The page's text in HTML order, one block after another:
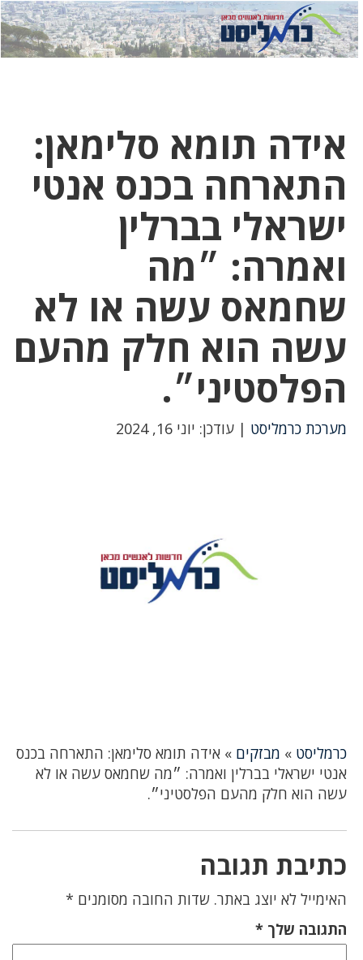
לחץ
כאן
לחץ
כדי
אידה תומא סלימאן:
התארחה בכנס אנטי
ישראלי בברלין
ואמרה: ״מה
שחמאס עשה או לא
עשה הוא חלק מהעם
הפלסטיני״.
מערכת כרמליסט | עודכן: יוני 16, 2024
כרמליסט » מבזקים » אידה תומא סלימאן: התארחה בכנס
אנטי ישראלי בברלין ואמרה: ״מה שחמאס עשה או לא
עשה הוא חלק מהעם הפלסטיני״.
כתיבת תגובה
האימייל לא יוצג באתר. שדות החובה מסומנים *
התגובה שלך *